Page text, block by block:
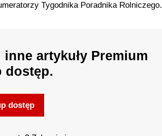
Tygodnika Poradnika Rolniczego.
artykuły Premium
dostęp.
dostęp